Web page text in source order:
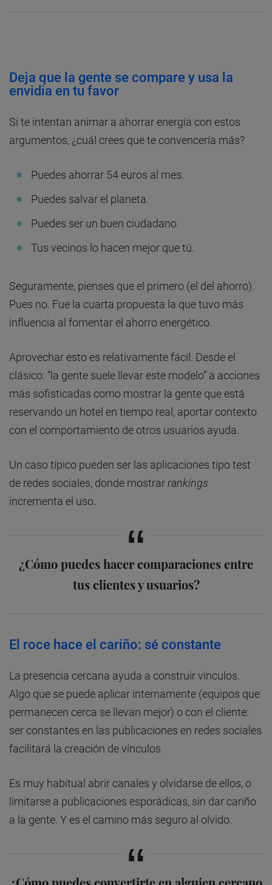
Deja que la gente se compare y usa la
envidia en tu favor
Si te intentan animar a ahorrar energía con estos
argumentos, ¿cuál crees que te convencería más?
Puedes ahorrar 54 euros al mes.
Puedes salvar el planeta.
Puedes ser un buen ciudadano.
Tus vecinos lo hacen mejor que tú.
Seguramente, pienses que el primero (el del ahorro).
Pues no. Fue la cuarta propuesta la que tuvo más
influencia al fomentar el ahorro energético.
Aprovechar esto es relativamente fácil. Desde el
clásico: “la gente suele llevar este modelo” a acciones
más sofisticadas como mostrar la gente que está
reservando un hotel en tiempo real, aportar contexto
con el comportamiento de otros usuarios ayuda.
Un caso típico pueden ser las aplicaciones tipo test
de redes sociales, donde mostrarrankings
incrementa el uso.
¿Cómo puedes hacer comparaciones entre
tus clientes y usuarios?
El roce hace el cariño: sé constante
La presencia cercana ayuda a construir vínculos.
Algo que se puede aplicar internamente (equipos que
permanecen cerca se llevan mejor) o con el cliente:
ser constantes en las publicaciones en redes sociales
facilitará la creación de vínculos.
Es muy habitual abrir canales y olvidarse de ellos, o
limitarse a publicaciones esporádicas, sin dar cariño
a la gente. Y es el camino más seguro al olvido.